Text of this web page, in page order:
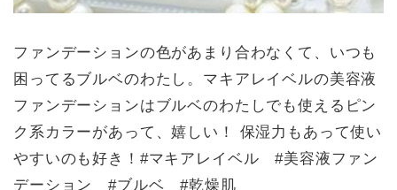
ファンデーションの色があまり合わなくて、いつも
困ってるブルベのわたし。マキアレイベルの美容液
ファンデーションはブルベのわたしでも使えるピン
ク系カラーがあって、嬉しい！ 保湿力もあって使い
やすいのも好き！#マキアレイベル #美容液ファン
デーション #ブルベ #乾燥肌